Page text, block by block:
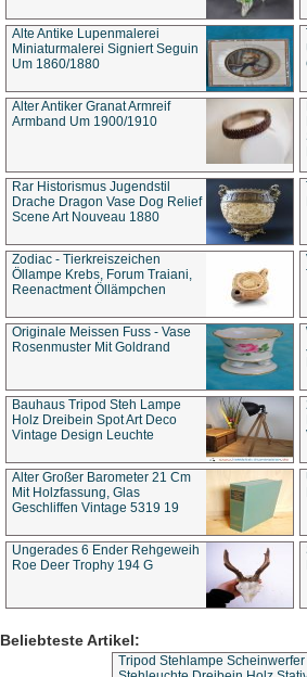
Alte Antike Lupenmalerei
Miniaturmalerei Signiert Seguin
Um 1860/1880
Alter Antiker Granat Armreif
Armband Um 1900/1910
Rar Historismus Jugendstil
Drache Dragon Vase Dog Relief
Scene Art Nouveau 1880
Zodiac - Tierkreiszeichen
Öllampe Krebs, Forum Traiani,
Reenactment Öllämpchen
Originale Meissen Fuss - Vase
Rosenmuster Mit Goldrand
Bauhaus Tripod Steh Lampe
Holz Dreibein Spot Art Deco
Vintage Design Leuchte
Alter Großer Barometer 21 Cm
Mit Holzfassung, Glas
Geschliffen Vintage 5319 19
Ungerades 6 Ender Rehgeweih
Roe Deer Trophy 194 G
Beliebteste Artikel:
Tripod Stehlampe Scheinwerfer